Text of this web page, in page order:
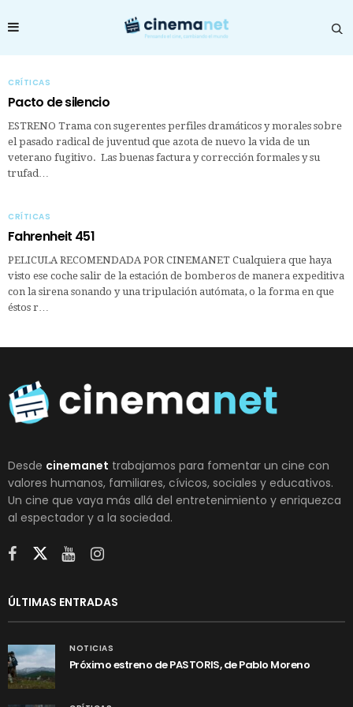
CRÍTICAS
Pacto de silencio
ESTRENO Trama con sugerentes perfiles dramáticos y morales sobre
el pasado radical de juventud que azota de nuevo la vida de un
veterano fugitivo. Las buenas factura y corrección formales y su
trufad…
CRÍTICAS
Fahrenheit 451
PELICULA RECOMENDADA POR CINEMANET Cualquiera que haya
visto ese coche salir de la estación de bomberos de manera expeditiva
con la sirena sonando y una tripulación autómata, o la forma en que
éstos r…
Desde cinemanet trabajamos para fomentar un cine con
valores humanos, familiares, cívicos, sociales y educativos.
Un cine que vaya más allá del entretenimiento y enriquezca
al espectador y a la sociedad.
ÚLTIMAS ENTRADAS
NOTICIAS
Próximo estreno de PASTORIS, de Pablo Moreno